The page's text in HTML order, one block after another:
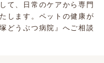
て、日常のケアから専門
します。ペットの健康が
どうぶつ病院』へご相談